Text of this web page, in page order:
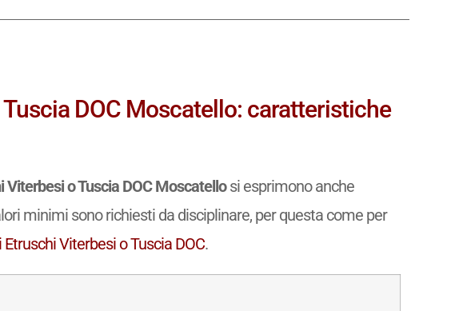
DOC Moscatello: caratteristiche
Viterbesi o Tuscia DOC Moscatellosi esprimono anche
minimi sono richiesti da disciplinare, per questa come per
Etruschi Viterbesi o Tuscia DOC.